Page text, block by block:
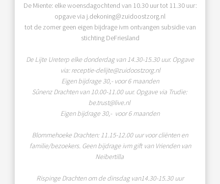
De Miente: elke woensdagochtend van 10.30 uur tot 11.30 uur:
opgave via j.dekoning@zuidoostzorg.nl
tot de zomer geen eigen bijdrage ivm ontvangen subsidie van
stichting DeFriesland
De Lijte Ureterp elke donderdag van 14.30-15.30 uur. Opgave
via: receptie-delijte@zuidoostzorg.nl
Eigen bijdrage 30,- voor 6 maanden
Sûnenz Drachten van 10.00-11.00 uur. Opgave via Trudie:
be.trust@live.nl
Eigen bijdrage 30,- voor 6 maanden
Blommehoeke Drachten: 11.15-12.00 uur voor cliënten en
familie/bezoekers. Geen bijdrage ivm gift van Vrienden van
Neibertilla
Rispinge Drachten om de dinsdag van14.30-15.30 uur